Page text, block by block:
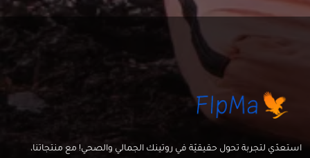
استعدّي لتجربة تحول حقيقيّة في روتينك الجمالي والصحي! مع منتجاتنا،